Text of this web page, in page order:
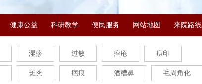
健康公益 科研教学 便民服务 网站地图 来院路线
湿疹 过敏 痤疮 痘印
斑秃 疤痕 酒糟鼻 毛周角化